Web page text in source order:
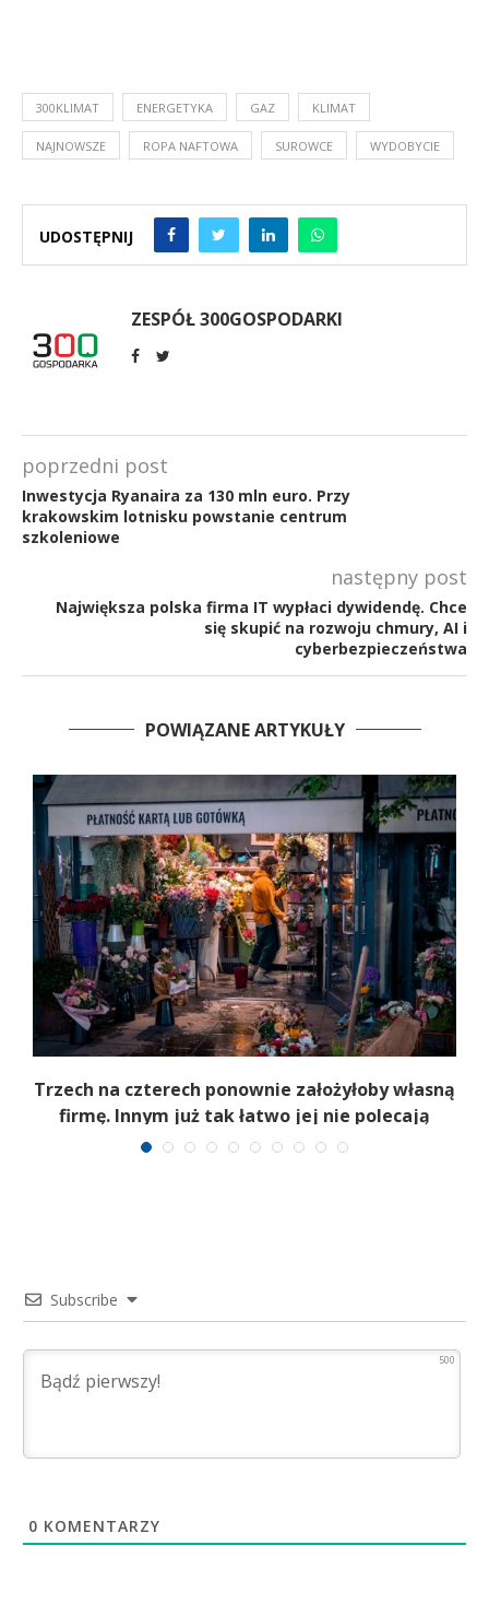
300KLIMAT ENERGETYKA GAZ KLIMAT
NAJNOWSZE ROPA NAFTOWA SUROWCE WYDOBYCIE
UDOSTĘPNIJ
ZESPÓŁ 300GOSPODARKI
poprzedni post
Inwestycja Ryanaira za 130 mln euro. Przy
krakowskim lotnisku powstanie centrum
szkoleniowe
następny post
Największa polska firma IT wypłaci dywidendę. Chce
się skupić na rozwoju chmury, AI i
cyberbezpieczeństwa
POWIĄZANE ARTYKUŁY
Trzech na czterech ponownie założyłoby własną
firmę. Innym już tak łatwo jej nie polecają
Subscribe
500
0 KOMENTARZY